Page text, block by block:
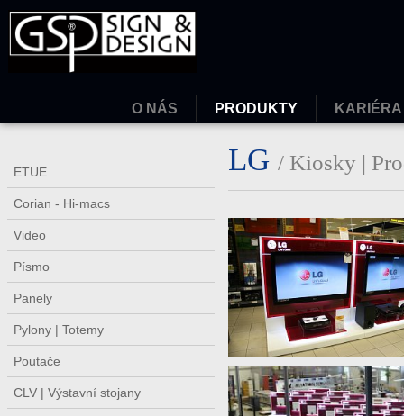
O NÁS PRODUKTY KARIÉRA
ETUE
Corian - Hi-macs
Video
Písmo
Panely
Pylony | Totemy
Poutače
CLV | Výstavní stojany
LG / Kiosky |